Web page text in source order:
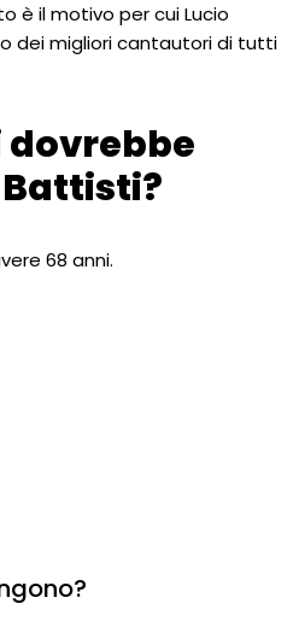
è il motivo per cui Lucio
dei migliori cantautori di tutti
68 anni.